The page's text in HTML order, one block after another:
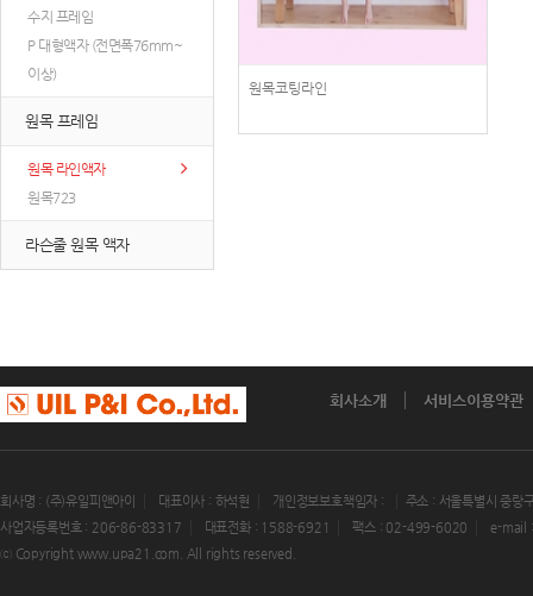
수지 프레임
P 대형액자 (전면폭76mm~
이상)
원목 프레임
원목 라인액자
원목723
라슨줄 원목 액자
원목코팅라인
회사소개 서비스이용약관
회사명 : (주)유일피앤아이 대표이사 : 하석현 개인정보보호책임자 :
주소 : 서울특별시 중
사업자등록번호 : 206-86-83317
대표전화 : 1588-6921 팩스 : 02-499-6020
e-mail
ⓒ Copyright www.upa21.com. All rights reserved.